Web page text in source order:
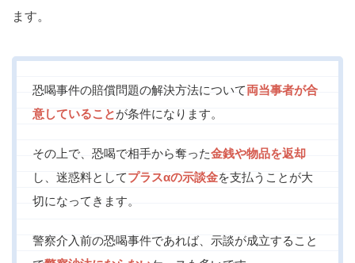
ます。
恐喝事件の賠償問題の解決方法について両当事者が合
意していることが条件になります。
その上で、恐喝で相手から奪った金銭や物品を返却
し、迷惑料としてプラスαの示談金を支払うことが大
切になってきます。
警察介入前の恐喝事件であれば、示談が成立すること